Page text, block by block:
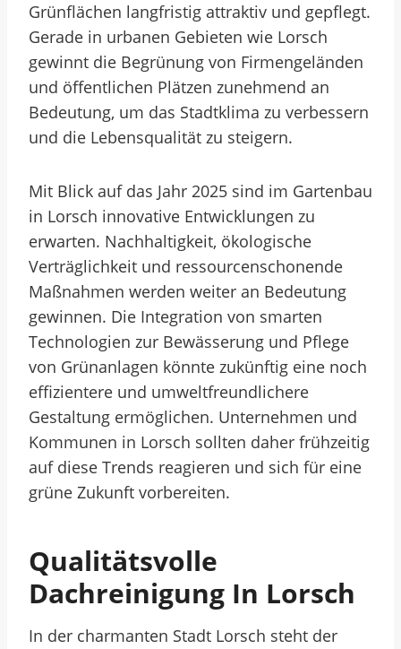
Grünflächen langfristig attraktiv und gepflegt.
Gerade in urbanen Gebieten wie Lorsch
gewinnt die Begrünung von Firmengeländen
und öffentlichen Plätzen zunehmend an
Bedeutung, um das Stadtklima zu verbessern
und die Lebensqualität zu steigern.
Mit Blick auf das Jahr 2025 sind im Gartenbau
in Lorsch innovative Entwicklungen zu
erwarten. Nachhaltigkeit, ökologische
Verträglichkeit und ressourcenschonende
Maßnahmen werden weiter an Bedeutung
gewinnen. Die Integration von smarten
Technologien zur Bewässerung und Pflege
von Grünanlagen könnte zukünftig eine noch
effizientere und umweltfreundlichere
Gestaltung ermöglichen. Unternehmen und
Kommunen in Lorsch sollten daher frühzeitig
auf diese Trends reagieren und sich für eine
grüne Zukunft vorbereiten.
Qualitätsvolle
Dachreinigung In Lorsch
In der charmanten Stadt Lorsch steht der